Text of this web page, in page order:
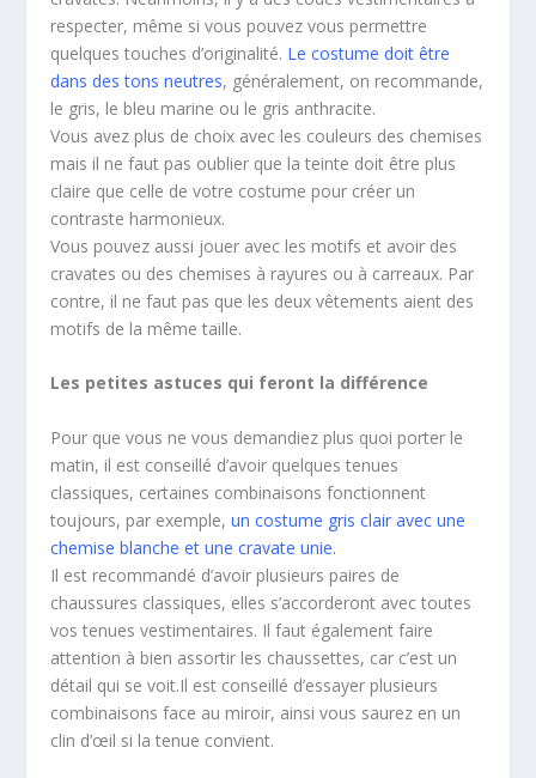
respecter, même si vous pouvez vous permettre
quelques touches d’originalité. Le costume doit être
dans des tons neutres, généralement, on recommande,
le gris, le bleu marine ou le gris anthracite.
Vous avez plus de choix avec les couleurs des chemises
mais il ne faut pas oublier que la teinte doit être plus
claire que celle de votre costume pour créer un
contraste harmonieux.
Vous pouvez aussi jouer avec les motifs et avoir des
cravates ou des chemises à rayures ou à carreaux. Par
contre, il ne faut pas que les deux vêtements aient des
motifs de la même taille.
Les petites astuces qui feront la différence
Pour que vous ne vous demandiez plus quoi porter le
matin, il est conseillé d’avoir quelques tenues
classiques, certaines combinaisons fonctionnent
toujours, par exemple,un costume gris clair avec une
chemise blanche et une cravate unie.
Il est recommandé d’avoir plusieurs paires de
chaussures classiques, elles s’accorderont avec toutes
vos tenues vestimentaires. Il faut également faire
attention à bien assortir les chaussettes, car c’est un
détail qui se voit.Il est conseillé d’essayer plusieurs
combinaisons face au miroir, ainsi vous saurez en un
clin d’œil si la tenue convient.